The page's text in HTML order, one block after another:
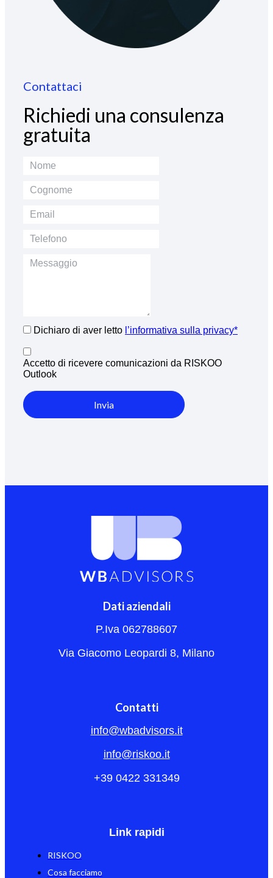
Contattaci
Richiedi una consulenza
gratuita
Dichiaro di aver letto l’informativa sulla privacy*
Accetto di ricevere comunicazioni da RISKOO
Outlook
Invia
Dati aziendali
P.Iva 062788607
Via Giacomo Leopardi 8, Milano
Contatti
info@wbadvisors.it
info@riskoo.it
+39 0422 331349
Link rapidi
RISKOO
Cosa facciamo